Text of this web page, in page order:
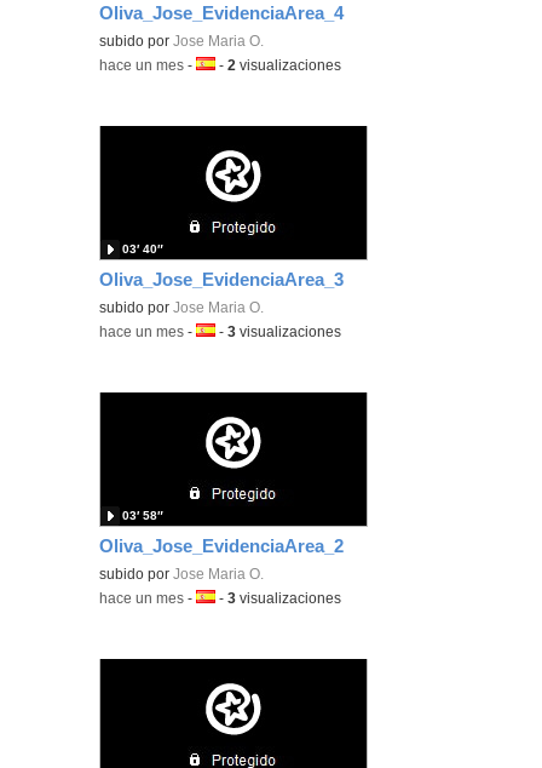
Oliva_Jose_EvidenciaArea_4
subido porJose Maria O.
-hace un mes -Idioma:
-2 visualizaciones
Oliva_Jose_EvidenciaArea_3
subido porJose Maria O.
03′ 40″
-hace un mes -Idioma:
-3 visualizaciones
Oliva_Jose_EvidenciaArea_2
subido porJose Maria O.
03′ 58″
-hace un mes -Idioma:
-3 visualizaciones